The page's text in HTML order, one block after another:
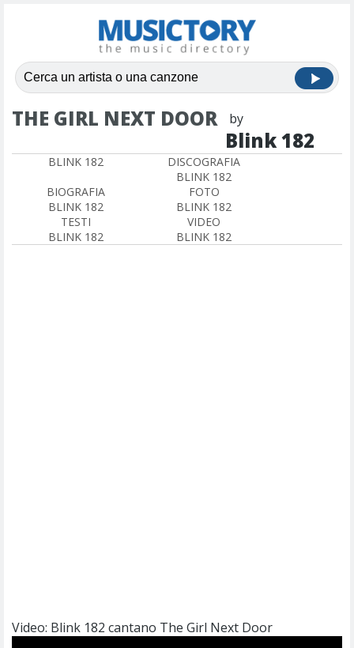
THE GIRL NEXT DOOR by
Blink 182
BLINK 182
DISCOGRAFIA
BLINK 182
BIOGRAFIA
BLINK 182
FOTO
BLINK 182
TESTI
BLINK 182
VIDEO
BLINK 182
Video: Blink 182 cantano The Girl Next Door